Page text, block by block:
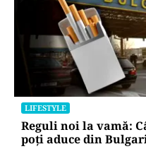
LIFESTYLE
Reguli noi la vamă:
poți aduce din